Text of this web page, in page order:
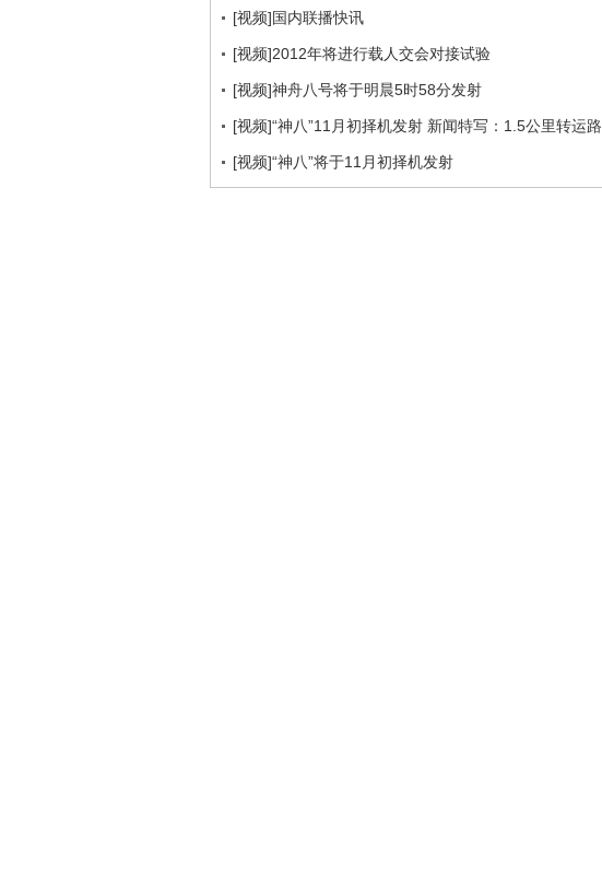
[视频]国内联播快讯
[视频]2012年将进行载人交会对接试验
[视频]神舟八号将于明晨5时58分发射
[视频]“神八”11月初择机发射 新闻特写：1.5公里转运路
[视频]“神八”将于11月初择机发射